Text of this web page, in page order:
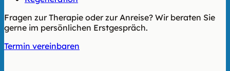
Fragen zur Therapie oder zur Anreise? Wir beraten Sie
gerne im persönlichen Erstgespräch.
Termin vereinbaren